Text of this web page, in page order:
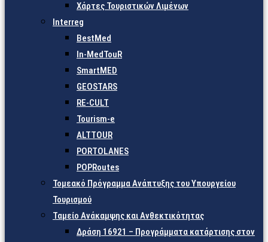
Χάρτες Τουριστικών Λιμένων
Interreg
BestMed
In-MedTouR
SmartMED
GEOSTARS
RE-CULT
Tourism-e
ALTTOUR
PORTOLANES
POPRoutes
Τομεακό Πρόγραμμα Ανάπτυξης του Υπουργείου
Τουρισμού
Ταμείο Ανάκαμψης και Ανθεκτικότητας
Δράση 16921 – Προγράμματα κατάρτισης στον